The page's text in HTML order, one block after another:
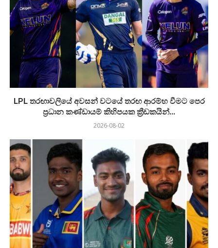
LPL තරඟාවලියේ අවසන් වටයේ තරඟ ආරම්භ වීමට පෙර
ප්‍රධාන කණ්ඩායම් කිහිපයක ක්‍රීඩකයින්...
2026-08-02